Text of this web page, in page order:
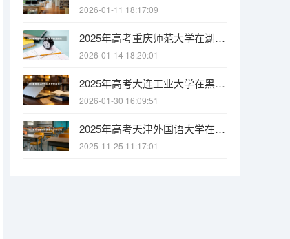
2026-01-11 18:17:09
2025年高考重庆师范大学在湖南各批次选科要求有哪些
2026-01-14 18:20:01
2025年高考大连工业大学在黑龙江各批次选科要求有哪些
2026-01-30 16:09:51
2025年高考天津外国语大学在江西各批次选科要求有哪些
2025-11-25 11:17:01